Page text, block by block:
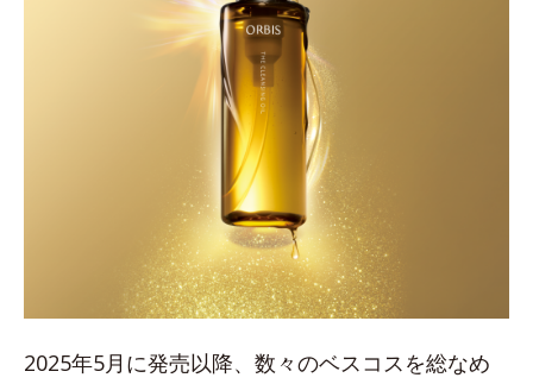
2025年5月に発売以降、数々のベスコスを総なめ